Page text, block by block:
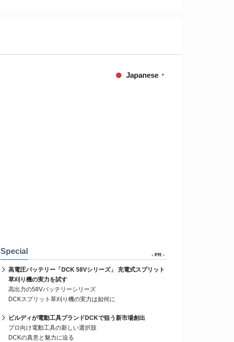
Japanese ▼
Special - PR -
高電圧バッテリー「DCK 58Vシリーズ」 充電式スプリット
草刈り機の実力を試す
高出力の58Vバッテリーシリーズ
DCKスプリット草刈り機の実力は如何に
ビルディが電動工具ブランドDCKで狙う新市場創出
プロ向け電動工具の新しい選択肢
DCKの真意と魅力に迫る